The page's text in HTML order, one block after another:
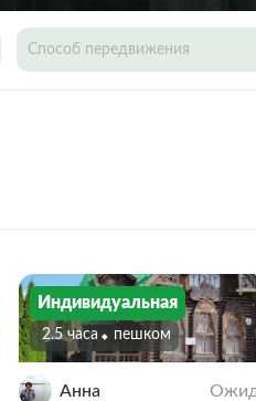
Способ передвижения
Индивидуальная
2.5 часа Пешком
Анна